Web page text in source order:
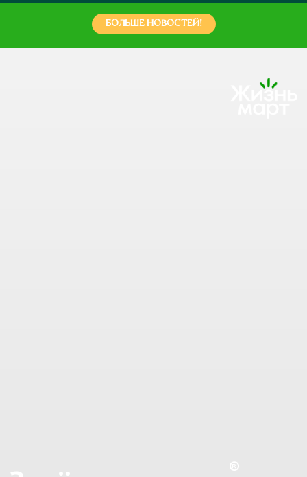
БОЛЬШЕ НОВОСТЕЙ!